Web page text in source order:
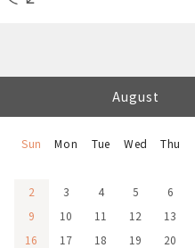
August
Sun Mon Tue Wed Thu
2
3 4 5 6
9
10 11 12 13
16
17 18 19 20